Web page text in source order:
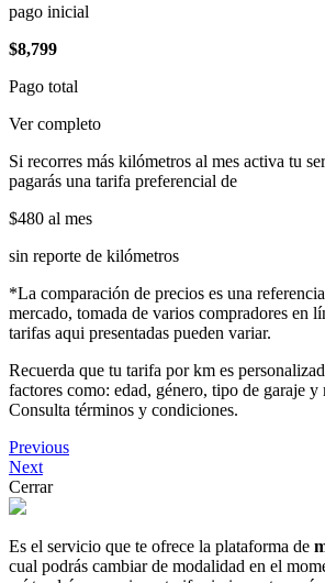
pago inicial
$8,799
Pago total
Ver completo
Si recorres más kilómetros al mes activa tu
pagarás una tarifa preferencial de
$480 al mes
sin reporte de kilómetros
*La comparación de precios es una
mercado, tomada de varios compradores en
tarifas aqui presentadas pueden variar.
Recuerda que tu tarifa por km es
factores como: edad, género, tipo de garaje y
Consulta términos y condiciones.
Previous
Next
Cerrar
Es el servicio que te ofrece la plataforma de
cual podrás cambiar de modalidad en el